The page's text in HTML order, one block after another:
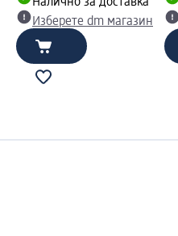
Изберете dm магазин